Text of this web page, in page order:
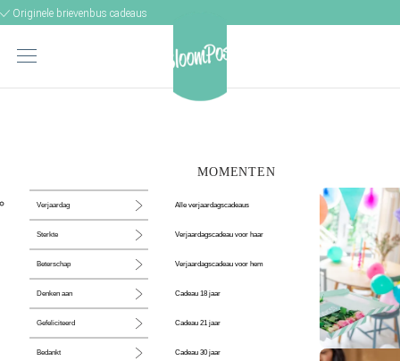
Originele brievenbus cadeaus
MOMENTEN
Verjaardag
Sterkte
Beterschap
Denken aan
Gefeliciteerd
Bedankt
Alle verjaardagscadeaus
Verjaardagscadeau voor haar
Verjaardagscadeau voor hem
Cadeau 18 jaar
Cadeau 21 jaar
Cadeau 30 jaar